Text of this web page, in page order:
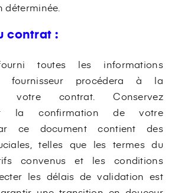
déterminée.
contrat :
toutes les informations
fournisseur procédera à la
votre contrat. Conservez
la confirmation de votre
ce document contient des
telles que les termes du
convenus et les conditions
les délais de validation est